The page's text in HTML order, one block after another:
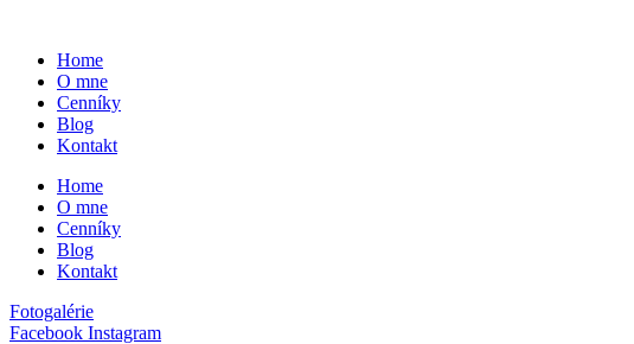
obsah
Home
O mne
Cenníky
Blog
Kontakt
Home
O mne
Cenníky
Blog
Kontakt
Fotogalérie
Facebook Instagram